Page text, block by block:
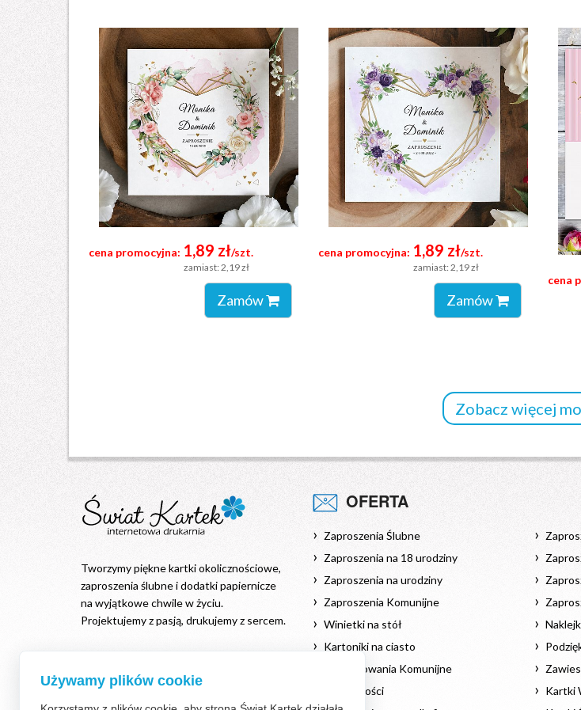
cena promocyjna: 1,89 zł/szt.
zamiast: 2,19 zł
Zamów
cena promocyjna: 1,89 zł/szt.
zamiast: 2,19 zł
Zamów
cena
Zobacz więcej
Tworzymy piękne kartki okolicznościowe,
zaproszenia ślubne i dodatki papiernicze
na wyjątkowe chwile w życiu.
Projektujemy z pasją, drukujemy z sercem.
+48 511 986 510
kontakt@swiat-kartek.pl
OFERTA
Zaproszenia Ślubne
Zaproszenia na 18 urodziny
Zaproszenia na urodziny
Zaproszenia Komunijne
Winietki na stół
Kartoniki na ciasto
Podziękowania Komunijne
Księgi Gości
Kartki
Używamy plików cookie